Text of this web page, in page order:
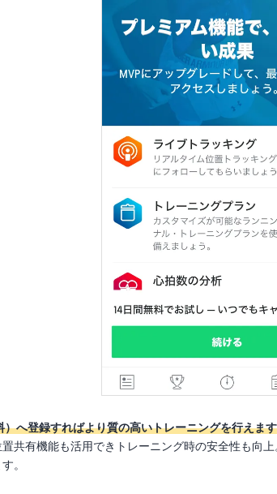
へ登録すればより質の高いトレーニングを行えます
置共有機能も活用できトレーニング時の安全性も向
。